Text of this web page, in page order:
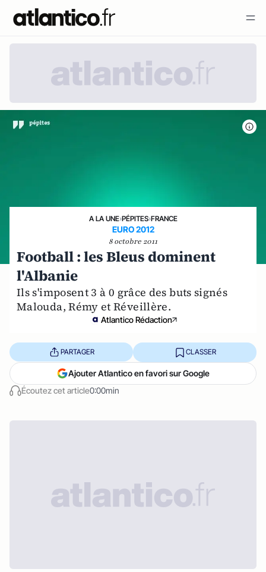
A LA UNE›PÉPITES›FRANCE
EURO 2012
8 octobre 2011
Football : les Bleus dominent
l'Albanie
Ils s'imposent 3 à 0 grâce des buts signés
Malouda, Rémy et Réveillère.
Atlantico Rédaction
Écoutez cet article0:00min
PARTAGER CLASSER
Ajouter Atlantico en favori sur Google